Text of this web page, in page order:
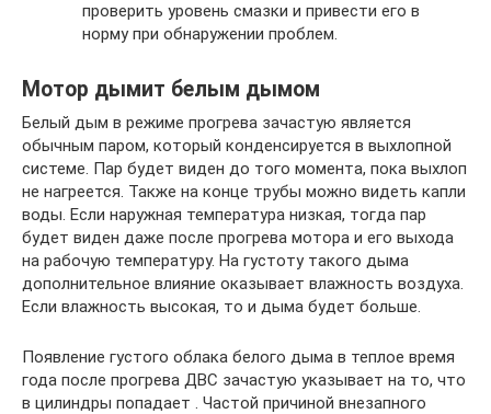
проверить уровень смазки и привести его в
норму при обнаружении проблем.
Мотор дымит белым дымом
Белый дым в режиме прогрева зачастую является
обычным паром, который конденсируется в выхлопной
системе. Пар будет виден до того момента, пока выхлоп
не нагреется. Также на конце трубы можно видеть капли
воды. Если наружная температура низкая, тогда пар
будет виден даже после прогрева мотора и его выхода
на рабочую температуру. На густоту такого дыма
дополнительное влияние оказывает влажность воздуха.
Если влажность высокая, то и дыма будет больше.
Появление густого облака белого дыма в теплое время
года после прогрева ДВС зачастую указывает на то, что
в цилиндры попадает . Частой причиной внезапного